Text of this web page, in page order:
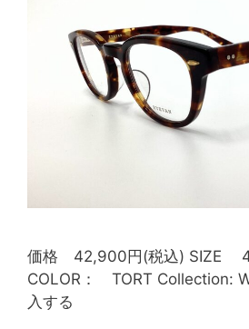
価格 42,900円(税込) SIZE
COLOR： TORT Collection:
入する